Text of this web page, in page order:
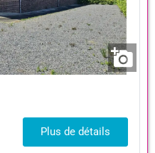
Plus de détails